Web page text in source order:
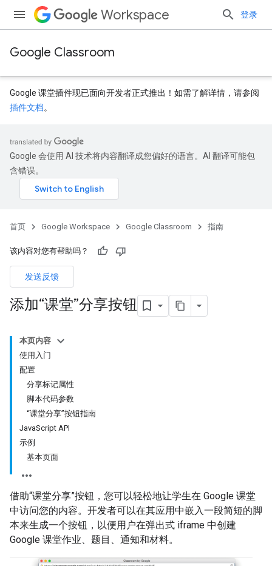
Workspace 登录
Google Classroom
Google 课堂插件现已面向开发者正式推出！如需了解详情，请参阅
插件文档。
Google 会使用 AI 技术将内容翻译成您偏好的语言。AI 翻译可能包
含错误。
首页 Google Workspace Google Classroom 指南
该内容对您有帮助吗？
发送反馈
添加“课堂”分享按钮
本页内容
使用入门
配置
分享标记属性
脚本代码参数
“课堂分享”按钮指南
JavaScript API
示例
基本页面
借助“课堂分享”按钮，您可以轻松地让学生在 Google 课堂
中访问您的内容。开发者可以在其应用中嵌入一段简短的脚
本来生成一个按钮，以便用户在弹出式 iframe 中创建
Google 课堂作业、题目、通知和材料。